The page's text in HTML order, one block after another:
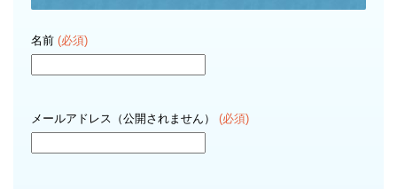
名前 (必須)
メールアドレス（公開されません） (必須)